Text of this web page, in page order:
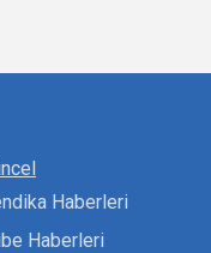
Haberleri
Haberleri